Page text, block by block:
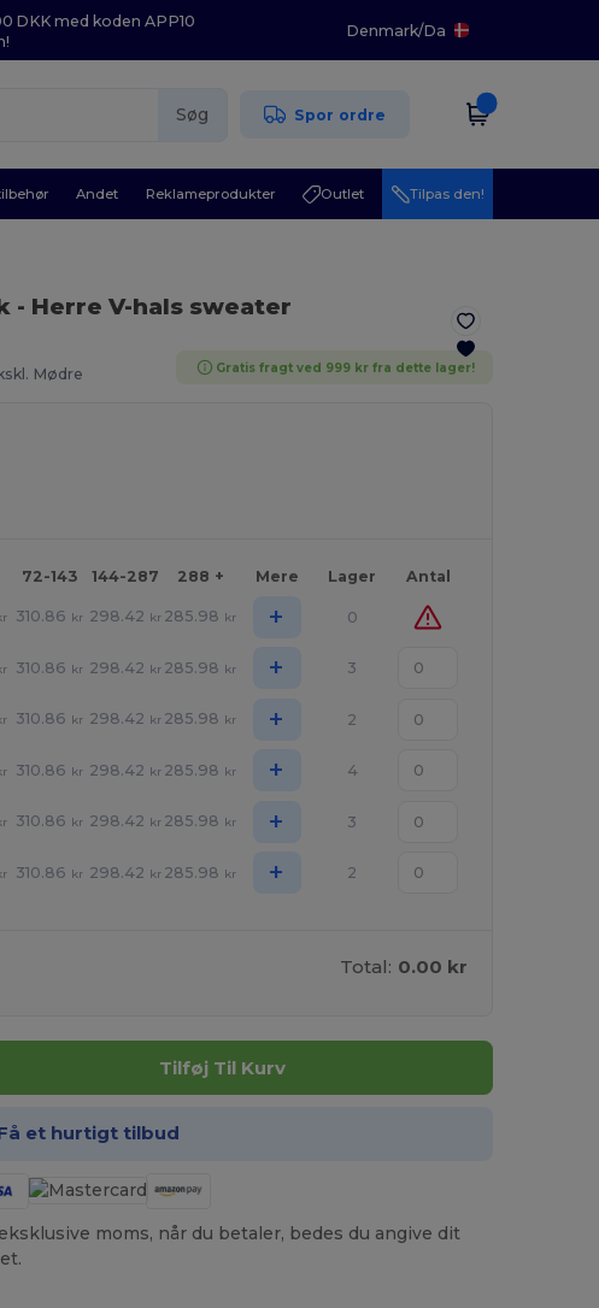
DKK med koden APP10
Denmark/Da
Søg Spor ordre
Andet Reklameprodukter Outlet Tilpas den!
- Herre V-hals sweater
Mødre Gratis fragt ved 999 kr fra dette lager!
72-143 144-287 288 + Mere Lager Antal
310.86 kr 298.42 kr 285.98 kr + 0
310.86 kr 298.42 kr 285.98 kr + 3
310.86 kr 298.42 kr 285.98 kr + 2
310.86 kr 298.42 kr 285.98 kr + 4
310.86 kr 298.42 kr 285.98 kr + 3
310.86 kr 298.42 kr 285.98 kr + 2
Total: 0.00 kr
Tilføj Til Kurv
et hurtigt tilbud
moms, når du betaler, bedes du angive dit